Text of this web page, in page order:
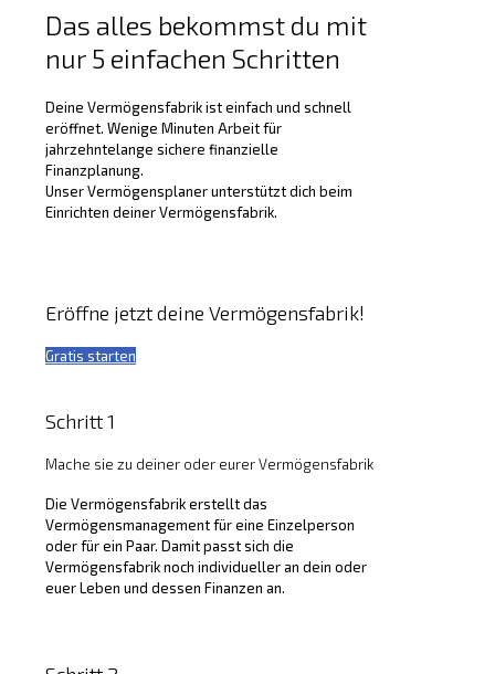
Das alles bekommst du mit
nur 5 einfachen Schritten
Deine Vermögensfabrik ist einfach und schnell
eröffnet. Wenige Minuten Arbeit für
jahrzehntelange sichere finanzielle
Finanzplanung.
Unser Vermögensplaner unterstützt dich beim
Einrichten deiner Vermögensfabrik.
Eröffne jetzt deine Vermögensfabrik!
Gratis starten
Schritt 1
Mache sie zu deiner oder eurer Vermögensfabrik
Die Vermögensfabrik erstellt das
Vermögensmanagement für eine Einzelperson
oder für ein Paar. Damit passt sich die
Vermögensfabrik noch individueller an dein oder
euer Leben und dessen Finanzen an.